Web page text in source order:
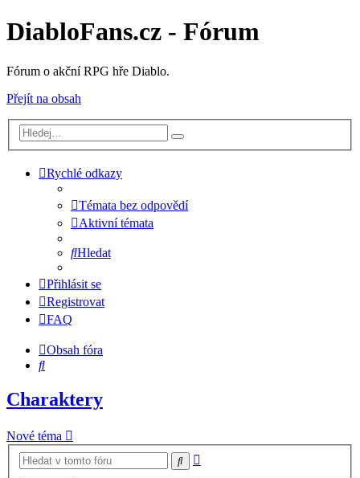
DiabloFans.cz - Fórum
Fórum o akční RPG hře Diablo.
Přejít na obsah
Rychlé odkazy
Témata bez odpovědí
Aktivní témata
Hledat
Přihlásit se
Registrovat
FAQ
Obsah fóra
Hledat
Charaktery
Nové téma
Hledat